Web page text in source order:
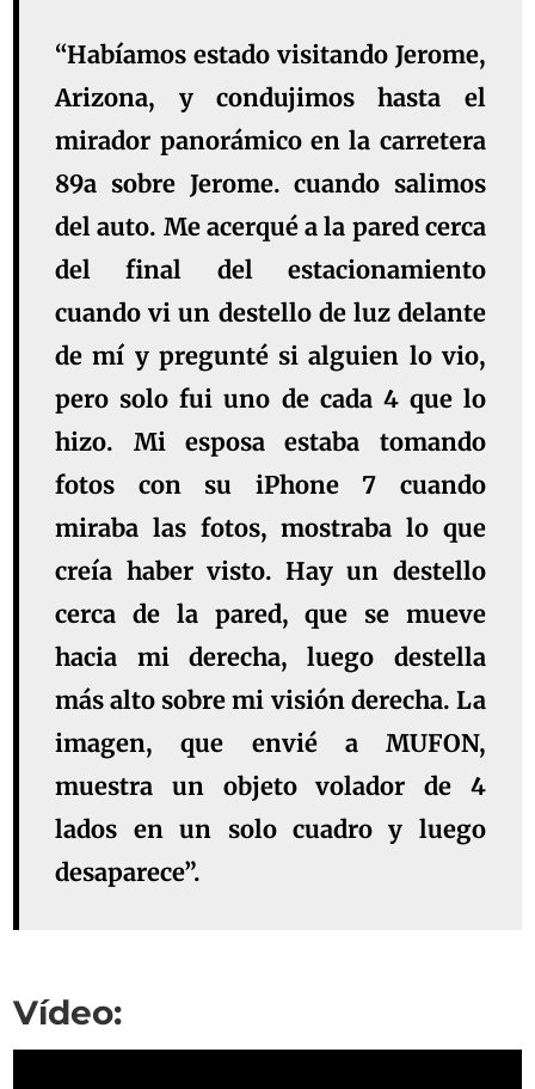
“Habíamos estado visitando Jerome,
Arizona, y condujimos hasta el
mirador panorámico en la carretera
89a sobre Jerome. cuando salimos
del auto. Me acerqué a la pared cerca
del final del estacionamiento
cuando vi un destello de luz delante
de mí y pregunté si alguien lo vio,
pero solo fui uno de cada 4 que lo
hizo. Mi esposa estaba tomando
fotos con su iPhone 7 cuando
miraba las fotos, mostraba lo que
creía haber visto. Hay un destello
cerca de la pared, que se mueve
hacia mi derecha, luego destella
más alto sobre mi visión derecha. La
imagen, que envié a MUFON,
muestra un objeto volador de 4
lados en un solo cuadro y luego
desaparece”.
Vídeo: